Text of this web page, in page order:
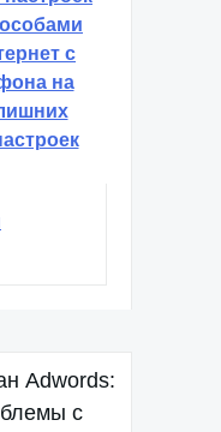
с
на
Adwords:
с